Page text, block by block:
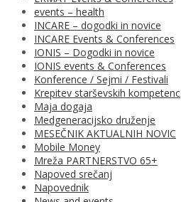
events – health
INCARE – dogodki in novice
INCARE Events & Conferences
IONIS – Dogodki in novice
IONIS events & Conferences
Konference / Sejmi / Festivali
Krepitev starševskih kompetenc
Maja dogaja
Medgeneracijsko druženje
MESEČNIK AKTUALNIH NOVIC
Mobile Money
Mreža PARTNERSTVO 65+
Napoved srečanj
Napovednik